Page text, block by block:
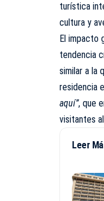
turística
cultura y
El impacto
tendencia
similar a la
residencia
aquí”, que
visitantes
Leer